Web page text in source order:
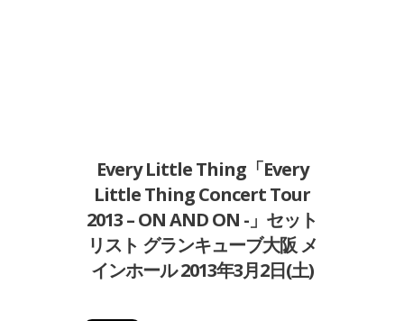
Every Little Thing「Every
Little Thing Concert Tour
2013 – ON AND ON -」セット
リスト グランキューブ大阪 メ
インホール 2013年3月2日(土)